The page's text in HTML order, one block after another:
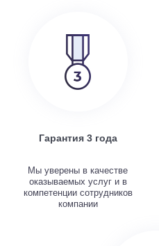
Гарантия 3 года
Мы уверены в качестве
оказываемых услуг и в
компетенции сотрудников
компании